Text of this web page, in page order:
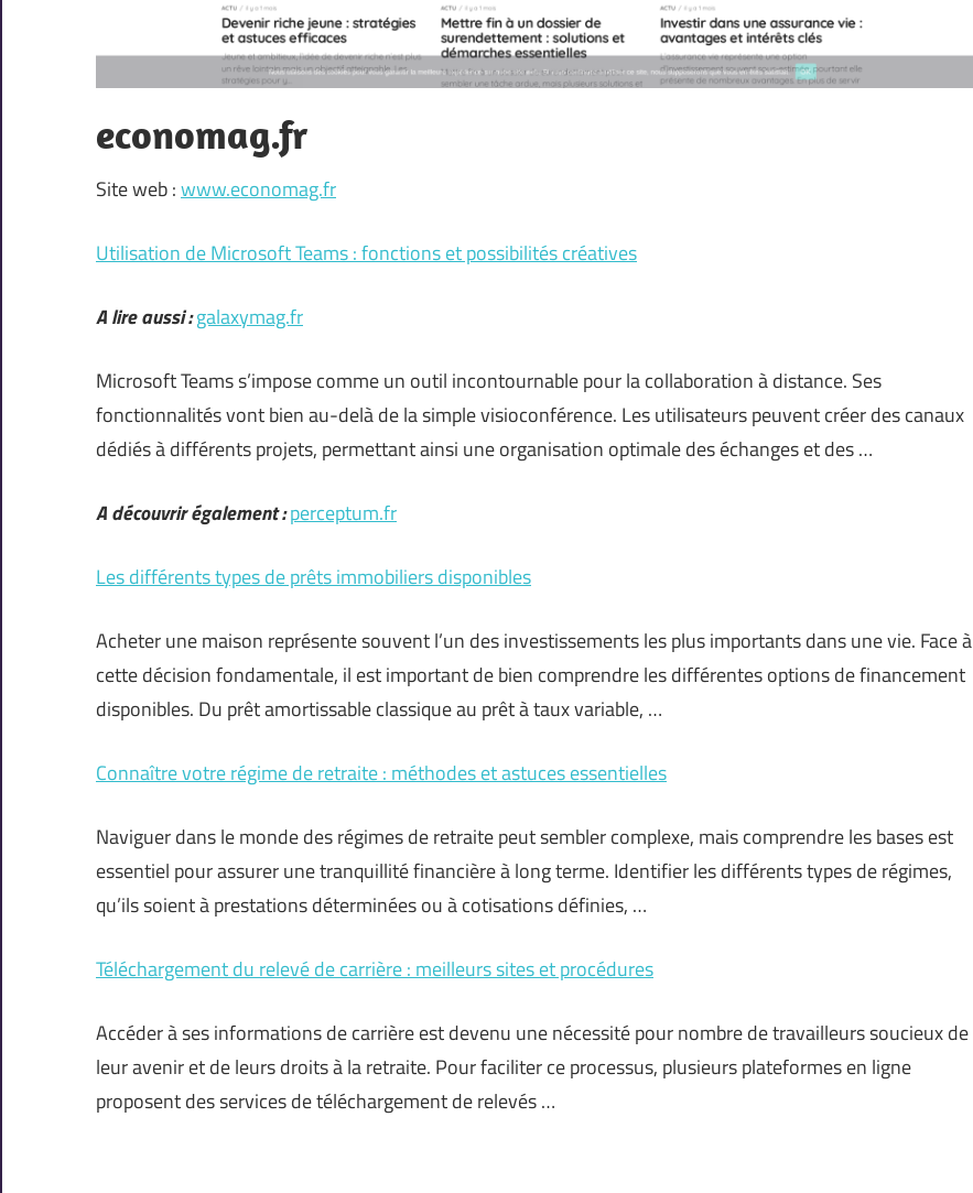
economag.fr
Site web :www.economag.fr
Utilisation de Microsoft Teams : fonctions et possibilités créatives
A lire aussi :galaxymag.fr
Microsoft Teams s’impose comme un outil incontournable pour la collaboration à distance. Ses
fonctionnalités vont bien au-delà de la simple visioconférence. Les utilisateurs peuvent créer des canaux
dédiés à différents projets, permettant ainsi une organisation optimale des échanges et des …
A découvrir également :perceptum.fr
Les différents types de prêts immobiliers disponibles
Acheter une maison représente souvent l’un des investissements les plus importants dans une vie. Face à
cette décision fondamentale, il est important de bien comprendre les différentes options de financement
disponibles. Du prêt amortissable classique au prêt à taux variable, …
Connaître votre régime de retraite : méthodes et astuces essentielles
Naviguer dans le monde des régimes de retraite peut sembler complexe, mais comprendre les bases est
essentiel pour assurer une tranquillité financière à long terme. Identifier les différents types de régimes,
qu’ils soient à prestations déterminées ou à cotisations définies, …
Téléchargement du relevé de carrière : meilleurs sites et procédures
Accéder à ses informations de carrière est devenu une nécessité pour nombre de travailleurs soucieux de
leur avenir et de leurs droits à la retraite. Pour faciliter ce processus, plusieurs plateformes en ligne
proposent des services de téléchargement de relevés …